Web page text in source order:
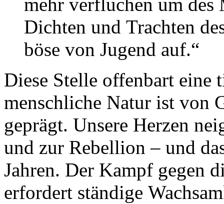
mehr verfluchen um des
Dichten und Trachten
böse von Jugend auf.“
Diese Stelle offenbart eine
menschliche Natur ist von
geprägt. Unsere Herzen
und zur Rebellion – und
Jahren. Der Kampf gegen
erfordert ständige